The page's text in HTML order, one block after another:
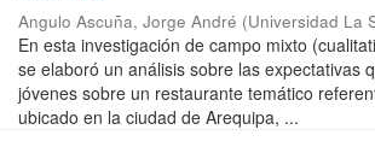
Angulo Ascuña, Jorge André (Universidad La
En esta investigación de campo mixto
se elaboró un análisis sobre las expectativas
jóvenes sobre un restaurante temático
ubicado en la ciudad de Arequipa, ...